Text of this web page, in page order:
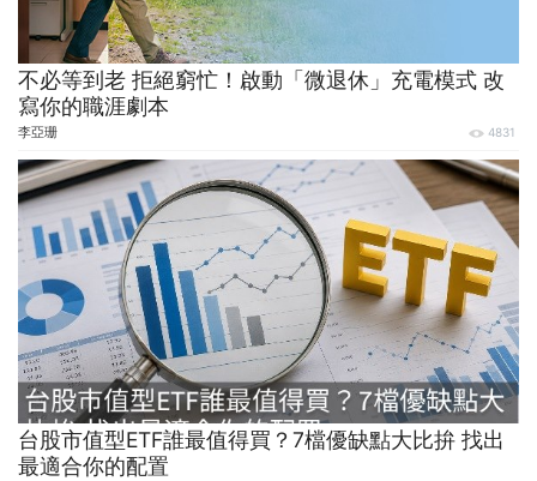
不必等到老 拒絕窮忙！啟動「微退休」充電模式 改
寫你的職涯劇本
李亞珊 4831
台股市值型ETF誰最值得買？7檔優缺點大比拚 找出
最適合你的配置